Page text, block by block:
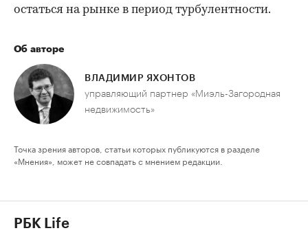
остаться на рынке в период турбулентности.
Об авторе
ВЛАДИМИР ЯХОНТОВ
управляющий партнер «Миэль-Загородная
недвижимость»
Точка зрения авторов, статьи которых публикуются в разделе
«Мнения», может не совпадать с мнением редакции.
РБК Life